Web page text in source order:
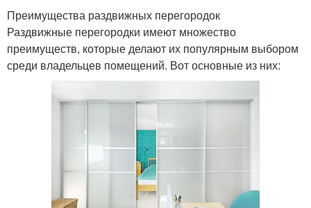
Преимущества раздвижных перегородок
Раздвижные перегородки имеют множество
преимуществ, которые делают их популярным выбором
среди владельцев помещений. Вот основные из них: